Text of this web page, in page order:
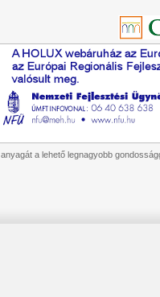
a lehető legnagyobb